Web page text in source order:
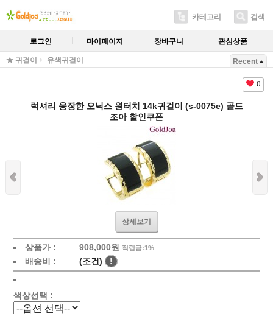
카테고리 검색
로그인 마이페이지 장바구니 관심상품
★ 귀걸이 유색귀걸이 Recent
0
럭셔리 웅장한 오닉스 원터치 14k귀걸이 (s-0075e) 골드
조아 할인쿠폰
상세보기
상품가 : 908,000원 적립금:1%
배송비 : (조건) !
색상선택 :